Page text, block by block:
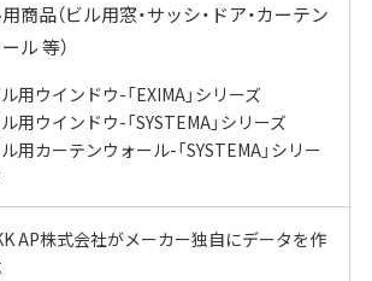
商品（ビル用窓・サッシ・ドア・カーテン
ル 等）
用ウインドウ-「EXIMA」シリーズ
用ウインドウ-「SYSTEMA」シリーズ
用カーテンウォール-「SYSTEMA」シリー
AP株式会社がメーカー独自にデータを作